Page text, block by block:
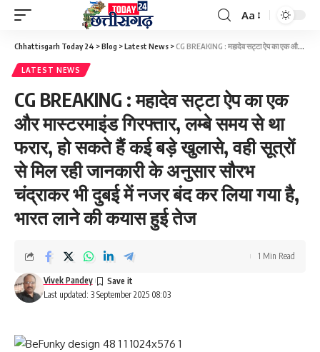
Font
Resizer
Aa
Chhattisgarh Today 24 >Blog >Latest News >CG BREAKING : महादेव सट्टा ऐप का एक और मास्टरमाइंड गिरफ्तार, लम्बे समय से था फरार, हो सकते हैं कई बड़े खुलासे, वही सूत्रों से मिल रही जानकारी के अनुसार सौरभ चंद्राकर भी दुबई में नजर बंद कर लिया गया है, भारत लाने की कयास हुई तेज
LATEST NEWS
CG BREAKING : महादेव सट्टा ऐप का एक
और मास्टरमाइंड गिरफ्तार, लम्बे समय से था
फरार, हो सकते हैं कई बड़े खुलासे, वही सूत्रों
से मिल रही जानकारी के अनुसार सौरभ
चंद्राकर भी दुबई में नजर बंद कर लिया गया है,
भारत लाने की कयास हुई तेज
Last updated: 3 September 2025 08:03
Vivek Pandey
1 Min Read